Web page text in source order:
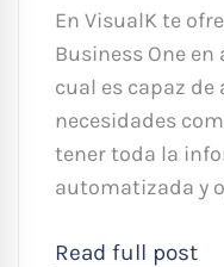
En VisualK te
Business One
cual es capaz
necesidades
tener toda la
automatizada y
Read full post